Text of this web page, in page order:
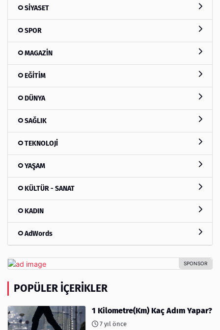
SİYASET
SPOR
MAGAZİN
EĞİTİM
DÜNYA
SAĞLIK
TEKNOLOJİ
YAŞAM
KÜLTÜR - SANAT
KADIN
AdWords
POPÜLER İÇERIKLER
1 Kilometre(Km) Kaç Adım Yapar?
7 yıl önce